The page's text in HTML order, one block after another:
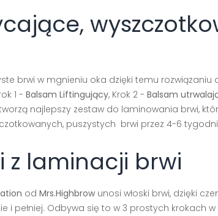
brwi w mgnieniu oka dzięki temu rozwiązaniu
1 - Balsam Liftingujący, Krok 2 - Balsam
najlepszy zestaw do laminowania brwi,
puszystych brwi przez 4-6
z laminacji brwi
od Mrs.Highbrow unosi włoski brwi, dzięki
i pełniej. Odbywa się to w 3 prostych krokach